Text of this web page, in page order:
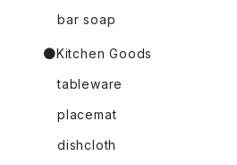
bar soap
●Kitchen Goods
tableware
placemat
dishcloth